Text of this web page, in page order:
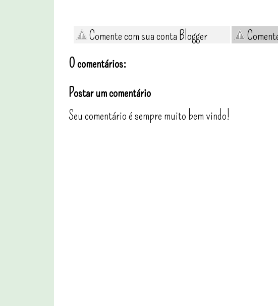
Comente com sua conta Blogger
0 comentários:
Postar um comentário
Seu comentário é sempre muito bem vindo!